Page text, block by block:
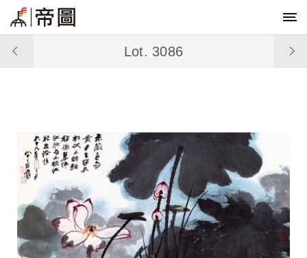
Lot. 3086